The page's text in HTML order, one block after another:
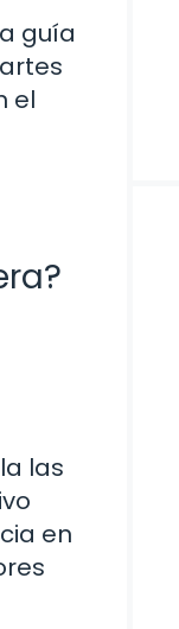
guía
el
las
en